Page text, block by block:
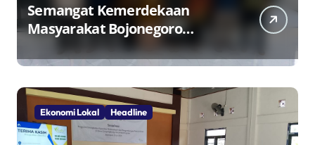
Semangat Kemerdekaan
Masyarakat Bojonegoro
Bangun Desa Mandiri Ekonomi
Ekonomi Lokal Headline